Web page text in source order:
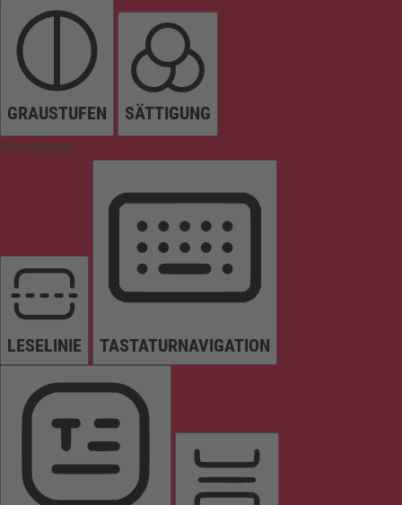
GRAUSTUFEN SÄTTIGUNG
Orientierung
LESELINIE TASTATURNAVIGATION